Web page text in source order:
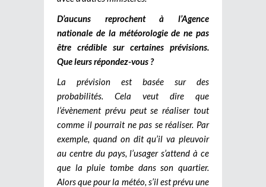
D’aucuns reprochent à l’Agence
nationale de la météorologie de ne pas
être crédible sur certaines prévisions.
Que leurs répondez-vous ?
La prévision est basée sur des
probabilités. Cela veut dire que
l’évènement prévu peut se réaliser tout
comme il pourrait ne pas se réaliser. Par
exemple, quand on dit qu’il va pleuvoir
au centre du pays, l’usager s’attend à ce
que la pluie tombe dans son quartier.
Alors que pour la météo, s’il est prévu une